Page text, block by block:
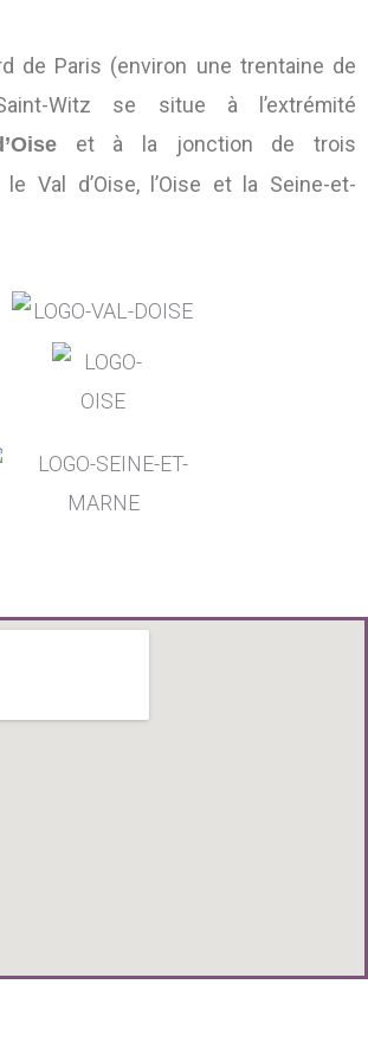
de Paris (environ une trentaine de
Witz se situe à l’extrémité
et à la jonction de trois
Val d’Oise, l’Oise et la Seine-et-